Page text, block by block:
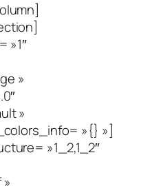
»1″
»
»
»{} »]
»1_2,1_2″